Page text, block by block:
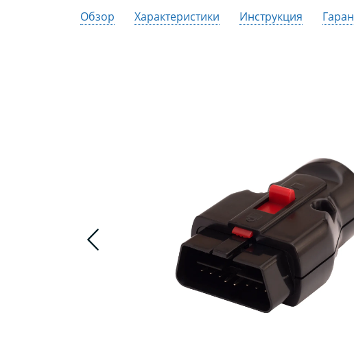
Обзор Характеристики Инструкция